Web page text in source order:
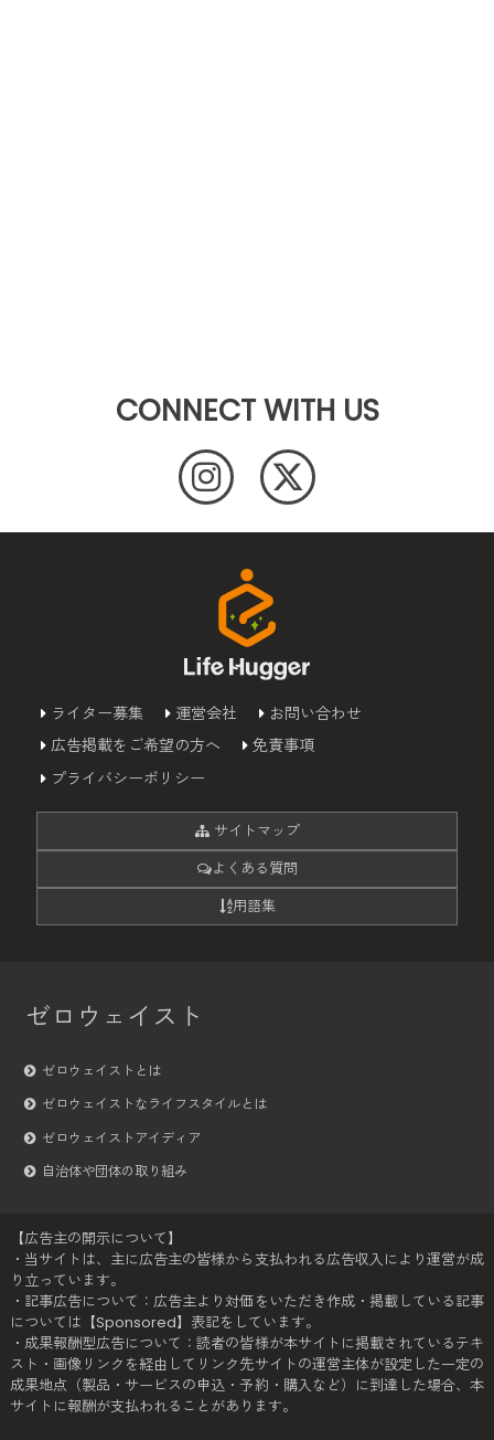
CONNECT WITH US
ライター募集 運営会社
お問い合わせ
広告掲載をご希望の方へ
免責事項
プライバシーポリシー
サイトマップ
よくある質問
用語集
ゼロウェイスト
ゼロウェイストとは
ゼロウェイストなライフスタイルとは
ゼロウェイストアイディア
自治体や団体の取り組み
【広告主の開示について】
・当サイトは、主に広告主の皆様から支払われる広告収入により運営が成
り立っています。
・記事広告について：広告主より対価をいただき作成・掲載している記事
については【Sponsored】表記をしています。
・成果報酬型広告について：読者の皆様が本サイトに掲載されているテキ
スト・画像リンクを経由してリンク先サイトの運営主体が設定した一定の
成果地点（製品・サービスの申込・予約・購入など）に到達した場合、本
サイトに報酬が支払われることがあります。